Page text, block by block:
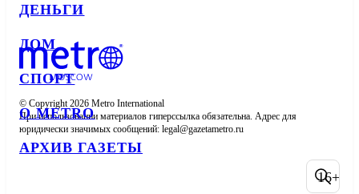
ДЕНЬГИ
ДОМ
СПОРТ
О METRO
АРХИВ ГАЗЕТЫ
© Copyright 2026 Metro International
При использовании материалов гиперссылка обязательна. Адрес для
юридически значимых сообщений:
16+